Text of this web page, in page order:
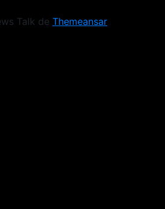
Talk de Themeansar